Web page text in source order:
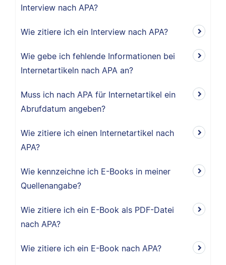
Interview nach APA?
Wie zitiere ich ein Interview nach APA?
Wie gebe ich fehlende Informationen bei
Internetartikeln nach APA an?
Muss ich nach APA für Internetartikel ein
Abrufdatum angeben?
Wie zitiere ich einen Internetartikel nach
APA?
Wie kennzeichne ich E-Books in meiner
Quellenangabe?
Wie zitiere ich ein E-Book als PDF-Datei
nach APA?
Wie zitiere ich ein E-Book nach APA?